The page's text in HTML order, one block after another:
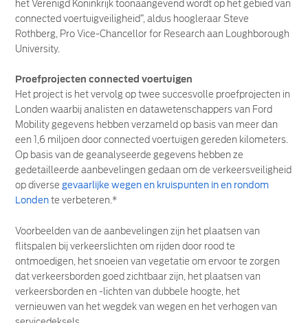
het Verenigd Koninkrijk toonaangevend wordt op het gebied van
connected voertuigveiligheid”, aldus hoogleraar Steve
Rothberg, Pro Vice-Chancellor for Research aan Loughborough
University.
Proefprojecten connected voertuigen
Het project is het vervolg op twee succesvolle proefprojecten in
Londen waarbij analisten en datawetenschappers van Ford
Mobility gegevens hebben verzameld op basis van meer dan
een 1,6 miljoen door connected voertuigen gereden kilometers.
Op basis van de geanalyseerde gegevens hebben ze
gedetailleerde aanbevelingen gedaan om de verkeersveiligheid
op diversegevaarlijke wegen en kruispunten in en rondom
Londen te verbeteren.*
Voorbeelden van de aanbevelingen zijn het plaatsen van
flitspalen bij verkeerslichten om rijden door rood te
ontmoedigen, het snoeien van vegetatie om ervoor te zorgen
dat verkeersborden goed zichtbaar zijn, het plaatsen van
verkeersborden en -lichten van dubbele hoogte, het
vernieuwen van het wegdek van wegen en het verhogen van